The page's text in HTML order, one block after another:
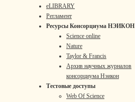
eLIBRARY
Регламент
Ресурсы Консорциума НЭИКОН
Science online
Nature
Taylor & Francis
Архив научных журналов
консорциума Нэикон
Тестовые доступы
Web Of Science